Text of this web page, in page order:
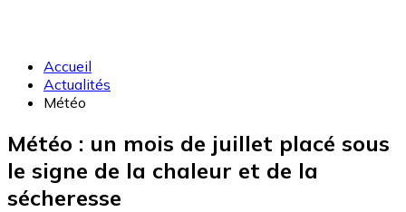
Accueil
Actualités
Météo
Météo : un mois de juillet placé sous
le signe de la chaleur et de la
sécheresse